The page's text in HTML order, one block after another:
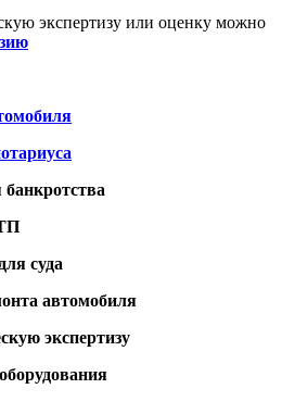
экспертизу или оценку можно
суда
автомобиля
экспертизу